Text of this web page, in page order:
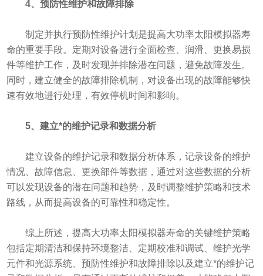
4、预防性维护和故障排除
制定并执行预防性维护计划是提高大功率太阳模拟器寿
命的重要手段。定期对设备进行全面检查、润滑、更换易损
件等维护工作，及时发现并排除潜在问题，避免故障发生。
同时，建立健全的故障排除机制，对设备出现的故障能够快
速有效地进行处理，有效停机时间和影响。
5、建立*的维护记录和数据分析
建立设备的维护记录和数据分析体系，记录设备的维护
情况、故障信息、更换部件等数据，通过对这些数据的分析
可以发现设备的潜在问题和趋势，及时调整维护策略和技术
路线，从而提高设备的可靠性和稳定性。
综上所述，提高大功率太阳模拟器寿命的关键维护策略
包括定期清洁和保持环境整洁、定期校准和调试、维护光学
元件和光源系统、预防性维护和故障排除以及建立*的维护记